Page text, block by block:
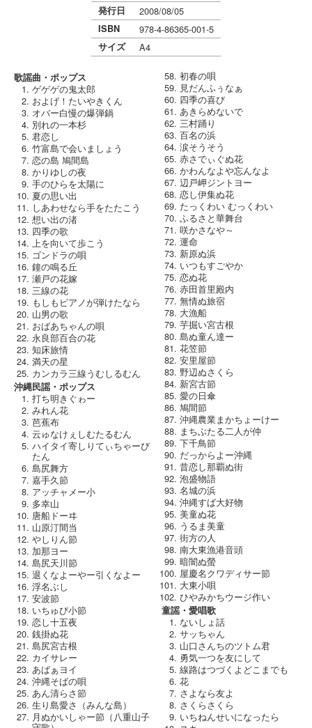
発行日 2008/08/05
ISBN 978-4-86365-001-5
サイズ A4
歌謡曲・ポップス
ゲゲゲの鬼太郎
およげ！たいやきくん
オバー白慢の爆弾鍋
別れの一本杉
君恋し
竹富島で会いましょう
恋の島 鳩間島
かりゆしの夜
手のひらを太陽に
夏の思い出
しあわせなら手をたたこう
想い出の渚
四季の歌
上を向いて歩こう
ゴンドラの唄
鐘の鳴る丘
瀬戸の花嫁
三線の花
もしもピアノが弾けたなら
山男の歌
おばあちゃんの唄
永良部百合の花
知床旅情
満天の星
カンカラ三線うむしるむん
沖縄民謡・ポップス
打ち明きぐゎー
みれん花
芭蕉布
云ゅなけぇしむたるむん
ハイタイ寄しりてぃちゃーび
たん
島尻舞方
嘉手久節
アッチャメー小
多幸山
唐船ドーヰ
山原汀間当
やしりん節
加那ヨー
島尻天川節
退くなよーやー引くなよー
浮名ぶし
安波節
いちゅび小節
恋し十五夜
銭掛ぬ花
島尻宮古根
カイサレー
あばぁヨイ
沖縄そばの唄
あん清らさ節
生り島愛さ（みんな島）
月ぬかいしゃー節（八重山子
初春の唄
見だんふぅなぁ
四季の喜び
あきらめないで
三村踊り
百名の浜
涙そうそう
赤さでぃぐぬ花
かわんなよや忘んなよ
辺戸岬ジントヨー
恋し伊集ぬ花
たっくわい むっくわい
ふるさと華舞台
咲かさなや～
運命
新原ぬ浜
いつもすごやか
恋ぬ花
赤田首里殿内
無情ぬ旅宿
大漁船
芋掘い宮古根
島ぬ童ん達ー
花笠節
安里屋節
野辺ぬさくら
新宮古節
愛の日傘
鳩間節
沖縄農業まかちょーけー
まちぶたる二人が仲
下千鳥節
だっからよー沖縄
昔恋し那覇ぬ街
泡盛物語
名城の浜
沖縄すば大好物
美童ぬ花
うるま美童
街方の人
南大東漁港音頭
暗闇ぬ螢
屋慶名クワディサー節
大東小唄
ひやみかちウージ作い
童謡・愛唱歌
ないしょ話
サッちゃん
山口さんちのツトム君
勇気一つを友にして
線路はつづくよどこまでも
花
さよなら友よ
さくらさくら
いちねんせいになったら